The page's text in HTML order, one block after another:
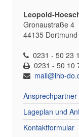
Leopold-
Gronaustraße 4
44135 Dortmund
0231 - 50 23
0231 - 50 10
mail@lhb-
Lageplan und
Kontaktformular